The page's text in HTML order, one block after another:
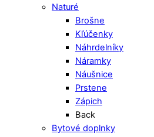
Naturé
Brošne
Kľúčenky
Náhrdelníky
Náramky
Náušnice
Prstene
Zápich
Back
Bytové doplnky